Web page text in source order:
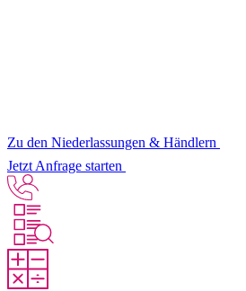
Zu den Niederlassungen & Händlern
Jetzt Anfrage starten